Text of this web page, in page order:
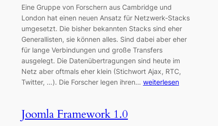
Eine Gruppe von Forschern aus Cambridge und
London hat einen neuen Ansatz für Netzwerk-Stacks
umgesetzt. Die bisher bekannten Stacks sind eher
Generallisten, sie können alles. Sind dabei aber eher
für lange Verbindungen und große Transfers
ausgelegt. Die Datenübertragungen sind heute im
Netz aber oftmals eher klein (Stichwort Ajax, RTC,
Twitter, …). Die Forscher legen ihren… weiterlesen
Joomla Framework 1.0